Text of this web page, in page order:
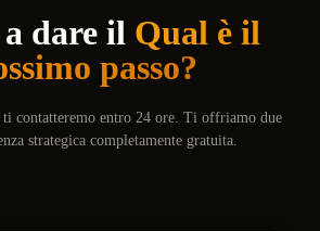
dare il Qual è il
passo?
contatteremo entro 24 ore. Ti offriamo due
strategica completamente gratuita.